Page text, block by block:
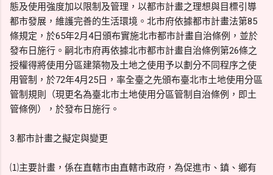
態及使用強度加以限制及管理，以都市計畫之理想與目標引導
都市發展，維護完善的生活環境。北市府依據都市計畫法第85
條規定，於65年2月4日頒布實施北市都市計畫自治條例，並於
發布日施行。嗣北市府再依據北市都市計畫自治條例第26條之
授權得將使用分區建築物及土地之使用予以劃分不同程序之使
用管制，於72年4月25日，率全臺之先頒布臺北市土地使用分區
管制規則（現更名為臺北市土地使用分區管制自治條例，即土
管條例），於發布日施行。
3.都市計畫之擬定與變更
⑴主要計畫，係在直轄市由直轄市政府，為促進市、鎮、鄉有